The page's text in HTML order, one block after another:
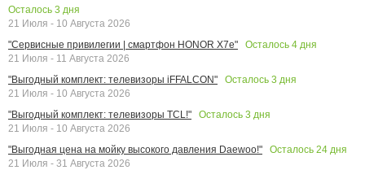
Осталось 3 дня
21 Июля - 10 Августа 2026
"Сервисные привилегии | смартфон HONOR X7e"
Осталось 4 дня
21 Июля - 11 Августа 2026
"Выгодный комплект: телевизоры iFFALCON"
Осталось 3 дня
21 Июля - 10 Августа 2026
"Выгодный комплект: телевизоры TCL!"
Осталось 3 дня
21 Июля - 10 Августа 2026
"Выгодная цена на мойку высокого давления Daewoo!"
Осталось 24 дня
21 Июля - 31 Августа 2026